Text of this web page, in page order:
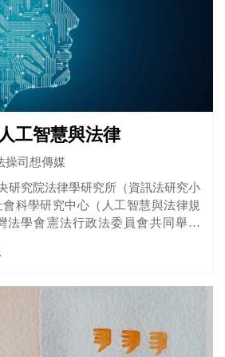
工智慧與法律
操司想傳媒
研究院法律學研究所（資訊法研究小
科學研究中心（人工智慧與法律規
法學會憲法行政法委員會共同舉辦